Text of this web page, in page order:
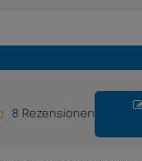
8 Rezensionen